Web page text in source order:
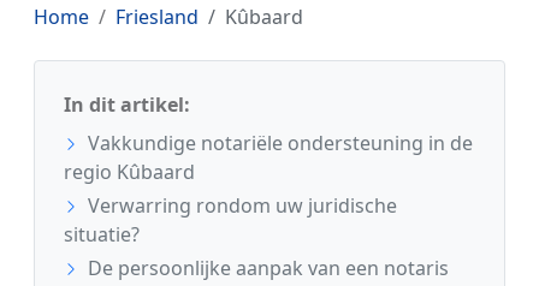
Home Friesland Kûbaard
In dit artikel:
Vakkundige notariële ondersteuning in de
regio Kûbaard
Verwarring rondom uw juridische
situatie?
De persoonlijke aanpak van een notaris